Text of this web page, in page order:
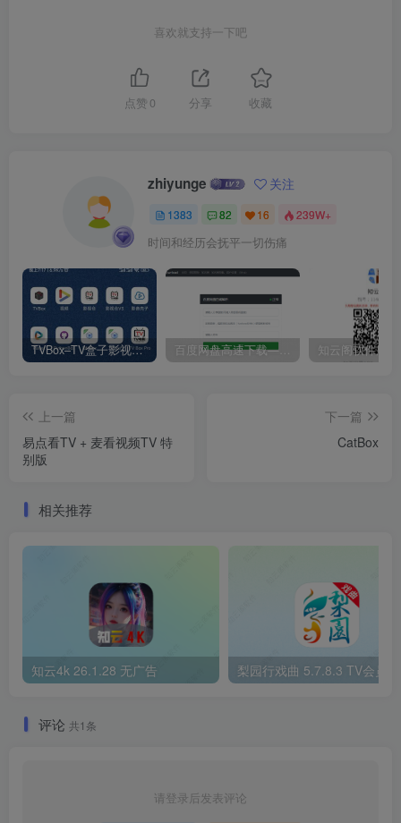
喜欢就支持一下吧
点赞 0 分享 收藏
zhiyunge 关注
1383 82 16 239W+
时间和经历会抚平一切伤痛
TVBox–TV盒子影视神器【附视频源和下载地址】【附自带源软件】 百度网盘高速下载——解析站点汇总
上一篇
易点看TV + 麦看视频TV 特
别版
下一篇
CatBox
相关推荐
知云4k 26.1.28 无广告 梨园行戏曲 5.7.8.3 TV会员版
评论 共1条
请登录后发表评论